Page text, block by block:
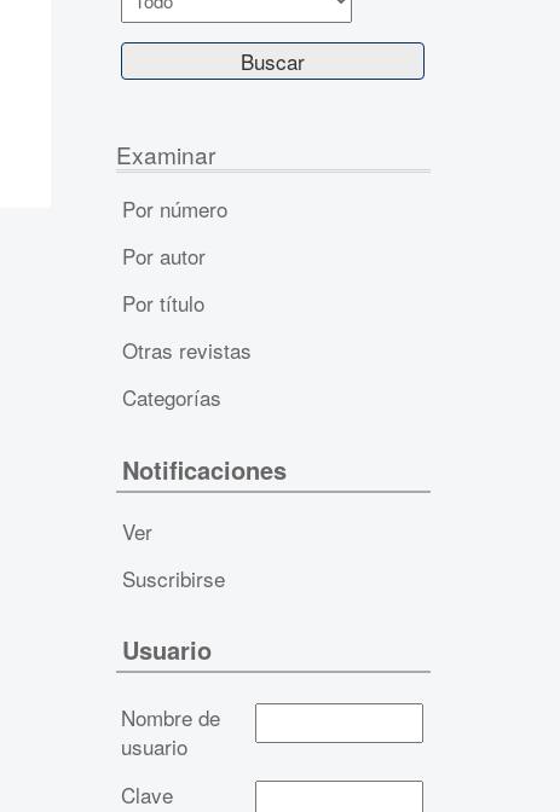
Examinar
Por número
Por autor
Por título
Otras revistas
Categorías
Notificaciones
Ver
Suscribirse
Usuario
Nombre de
usuario
Clave